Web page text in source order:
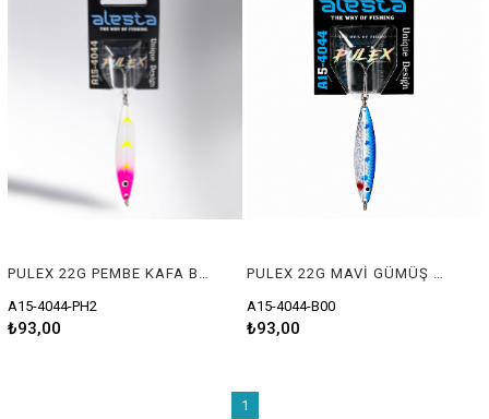
A15-4044-PH2
₺93,00
A15-4044-B00
₺93,00
1